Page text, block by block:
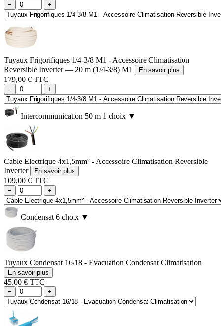
− +
Tuyaux Frigorifiques 1/4-3/8 M1 - Accessoire Climatisation
Reversible Inverter — 20 m (1/4-3/8) M1
En savoir plus
179,00 € TTC
− +
Intercommunication 50 m 1 choix ▼
Cable Electrique 4x1,5mm² - Accessoire Climatisation Reversible
Inverter
En savoir plus
109,00 € TTC
− +
Condensat 6 choix ▼
Tuyaux Condensat 16/18 - Evacuation Condensat Climatisation
En savoir plus
45,00 € TTC
− +